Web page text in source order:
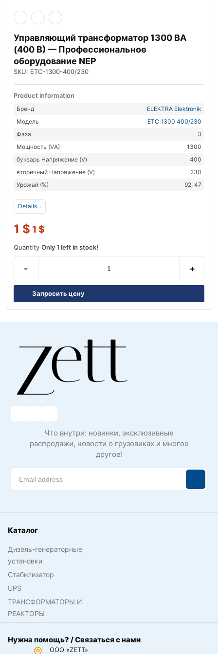
Управляющий трансформатор 1300 ВА
(400 В) — Профессиональное
оборудование NEP
SKU: ETC-1300-400/230
Product information
Бренд
ELEKTRA Elektronik
Модель
ETC 1300 400/230
Фаза
3
Мощность (VА)
1300
букварь Напряжение (V)
400
вторичный Напряжение (V)
230
Урожай (%)
92, 47
Details...
1 $ 1 $
Quantity Only 1 left in stock!
- +
Запросить цену
Что внутри: новинки, эксклюзивные
распродажи, новости о грузовиках и многое
другое!
Каталог
Дизель-генераторные
установки
Стабилизатор
UPS
ТРАНСФОРМАТОРЫ И
РЕАКТОРЫ
Нужна помощь? / Связаться с нами
ООО «ZETT»